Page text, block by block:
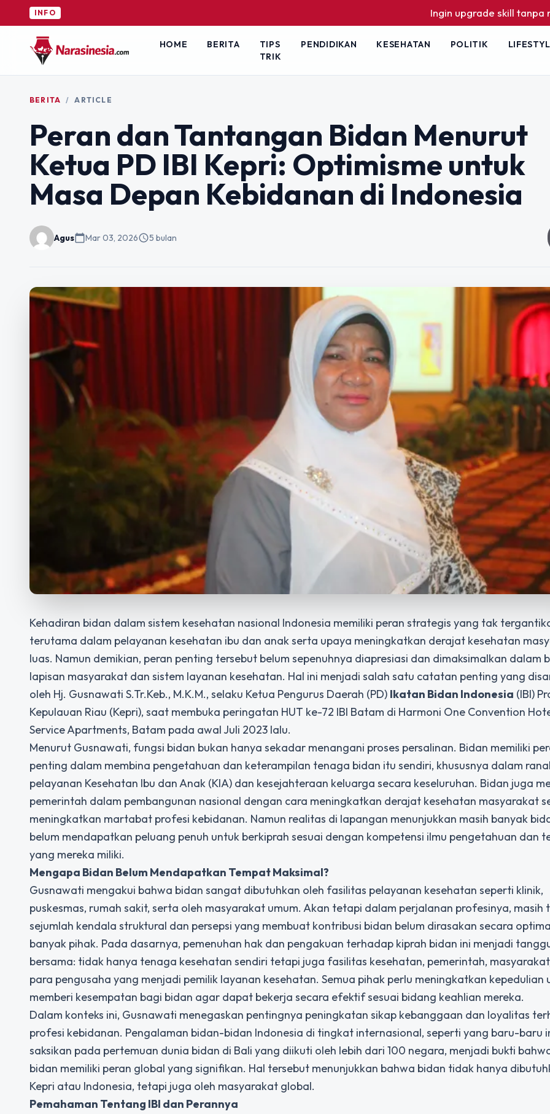
INFO Ingin upgrade skill tanpa ribet?
HOME BERITA
TIPS
TRIK
PENDIDIKAN KESEHATAN POLITIK
BERITA / ARTICLE
Peran dan Tantangan Bidan Menurut
Ketua PD IBI Kepri: Optimisme untuk
Masa Depan Kebidanan di Indonesia
Aguscalendar_todayMar 03, 2026schedule5 bulan
Kehadiran bidan dalam sistem kesehatan nasional Indonesia memiliki peran strategis yang tak
terutama dalam pelayanan kesehatan ibu dan anak serta upaya meningkatkan derajat kesehatan
luas. Namun demikian, peran penting tersebut belum sepenuhnya diapresiasi dan dimaksimalkan dalam
lapisan masyarakat dan sistem layanan kesehatan. Hal ini menjadi salah satu catatan penting yang
oleh Hj. Gusnawati S.Tr.Keb., M.K.M., selaku Ketua Pengurus Daerah (PD) Ikatan Bidan Indonesia (IBI)
Kepulauan Riau (Kepri), saat membuka peringatan HUT ke-72 IBI Batam di Harmoni One Convention
Service Apartments, Batam pada awal Juli 2023 lalu.
Menurut Gusnawati, fungsi bidan bukan hanya sekadar menangani proses persalinan. Bidan memiliki
penting dalam membina pengetahuan dan keterampilan tenaga bidan itu sendiri, khususnya dalam
pelayanan Kesehatan Ibu dan Anak (KIA) dan kesejahteraan keluarga secara keseluruhan. Bidan juga
pemerintah dalam pembangunan nasional dengan cara meningkatkan derajat kesehatan masyarakat
meningkatkan martabat profesi kebidanan. Namun realitas di lapangan menunjukkan masih banyak
belum mendapatkan peluang penuh untuk berkiprah sesuai dengan kompetensi ilmu pengetahuan dan
yang mereka miliki.
Mengapa Bidan Belum Mendapatkan Tempat Maksimal?
Gusnawati mengakui bahwa bidan sangat dibutuhkan oleh fasilitas pelayanan kesehatan seperti klinik,
puskesmas, rumah sakit, serta oleh masyarakat umum. Akan tetapi dalam perjalanan profesinya, masih
sejumlah kendala struktural dan persepsi yang membuat kontribusi bidan belum dirasakan secara
banyak pihak. Pada dasarnya, pemenuhan hak dan pengakuan terhadap kiprah bidan ini menjadi
bersama: tidak hanya tenaga kesehatan sendiri tetapi juga fasilitas kesehatan, pemerintah,
para pengusaha yang menjadi pemilik layanan kesehatan. Semua pihak perlu meningkatkan kepedulian
memberi kesempatan bagi bidan agar dapat bekerja secara efektif sesuai bidang keahlian mereka.
Dalam konteks ini, Gusnawati menegaskan pentingnya peningkatan sikap kebanggaan dan loyalitas
profesi kebidanan. Pengalaman bidan-bidan Indonesia di tingkat internasional, seperti yang baru-baru
saksikan pada pertemuan dunia bidan di Bali yang diikuti oleh lebih dari 100 negara, menjadi bukti
bidan memiliki peran global yang signifikan. Hal tersebut menunjukkan bahwa bidan tidak hanya
Kepri atau Indonesia, tetapi juga oleh masyarakat global.
Pemahaman Tentang IBI dan Perannya